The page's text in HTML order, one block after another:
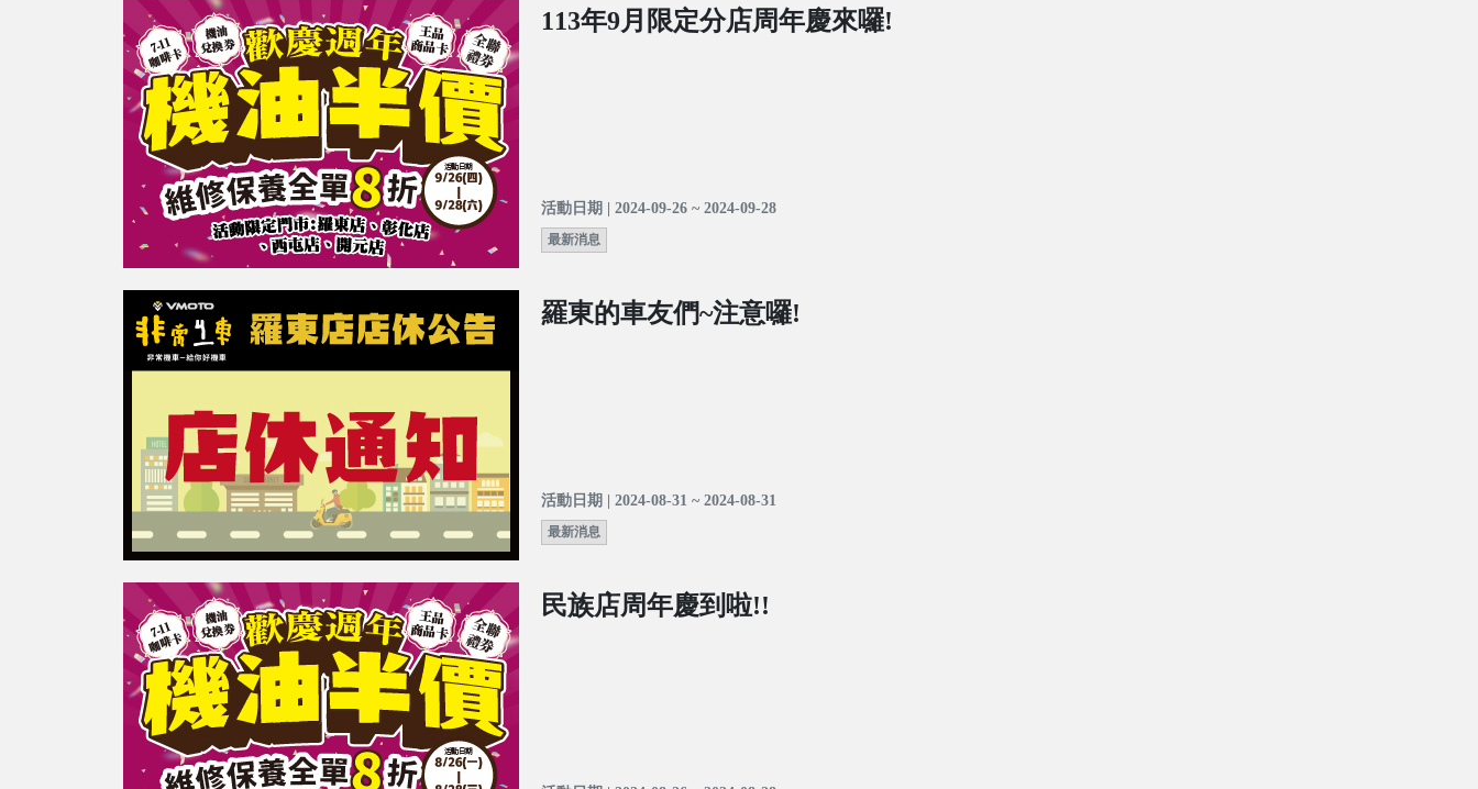
113年9月限定分店周年慶來囉!
活動日期 | 2024-09-26 ~ 2024-09-28
最新消息
羅東的車友們~注意囉!
活動日期 | 2024-08-31 ~ 2024-08-31
最新消息
民族店周年慶到啦!!